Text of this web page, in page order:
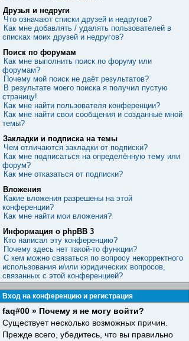
Друзья и недруги
Что означают списки друзей и недругов?
Как мне добавлять / удалять пользователей в
списках моих друзей и недругов?
Поиск по форумам
Как мне выполнить поиск по форуму или
форумам?
Почему мой поиск не даёт результатов?
В результате моего поиска я получил пустую
страницу!
Как мне найти пользователя конференции?
Как мне найти свои сообщения и созданные мной
темы?
Закладки и подписка на темы
Чем отличаются закладки от подписки?
Как мне подписаться на определённую тему или
форум?
Как мне отказаться от подписки?
Вложения
Какие вложения разрешены на этой
конференции?
Как мне найти мои вложения?
Информация о phpBB 3
Кто написал эту конференцию?
Почему здесь нет такой-то функции?
С кем можно связаться по вопросу некорректного
использования и/или юридических вопросов,
связанных с этой конференцией?
Вход на конференцию и регистрация
faq#00 » Почему я не могу войти?
Существует несколько возможных причин.
Прежде всего, убедитесь, что вы правильно